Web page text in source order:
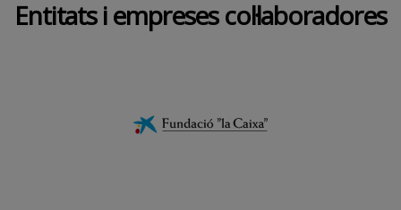
Entitats i empreses col·laboradores